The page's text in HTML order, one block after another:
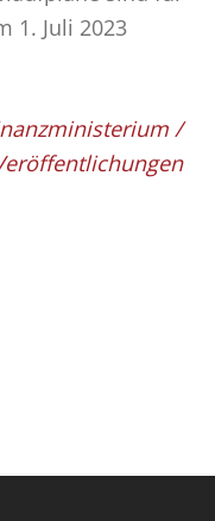
1. Juli 2023
/